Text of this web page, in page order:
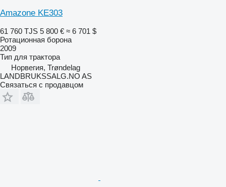
Amazone KE303
61 760 TJS 5 800 € ≈ 6 701 $
Ротационная борона
2009
Тип для трактора
Норвегия, Trøndelag
LANDBRUKSSALG.NO AS
Связаться с продавцом